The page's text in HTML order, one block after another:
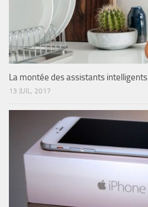
La montée des assistants intelligents
13 JUIL, 2017